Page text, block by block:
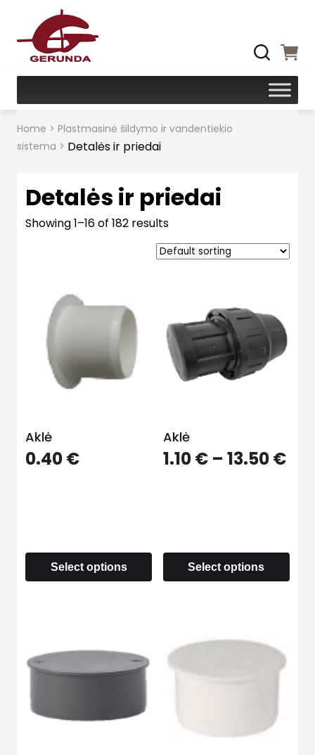
Home > Plastmasinė šildymo ir vandentiekio
sistema > Detalės ir priedai
Detalės ir priedai
Showing 1–16 of 182 results
Aklė
0.40€
Select options
Aklė
1.10€– 13.50€
Select options